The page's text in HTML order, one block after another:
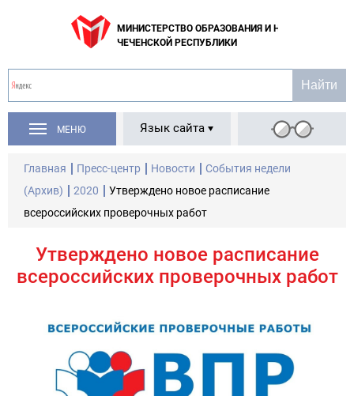
МИНИСТЕРСТВО ОБРАЗОВАНИЯ И НАУКИ
ЧЕЧЕНСКОЙ РЕСПУБЛИКИ
МЕНЮ Язык сайта
Главная Пресс-центр Новости
События недели
(Архив)
2020
Утверждено новое расписание
всероссийских проверочных работ
Утверждено новое расписание
всероссийских проверочных работ